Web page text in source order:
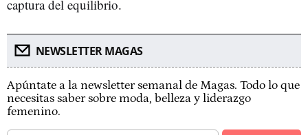
captura del equilibrio.
NEWSLETTER MAGAS
Apúntate a la newsletter semanal de Magas. Todo lo que
necesitas saber sobre moda, belleza y liderazgo
femenino.